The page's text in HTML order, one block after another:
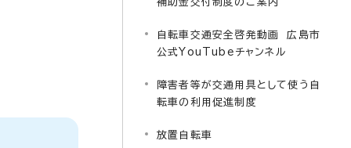
自転車交通安全啓発動画 広島市
公式YouTubeチャンネル
障害者等が交通用具として使う自
転車の利用促進制度
放置自転車